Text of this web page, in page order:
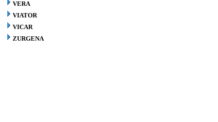
VERA
VIATOR
VICAR
ZURGENA